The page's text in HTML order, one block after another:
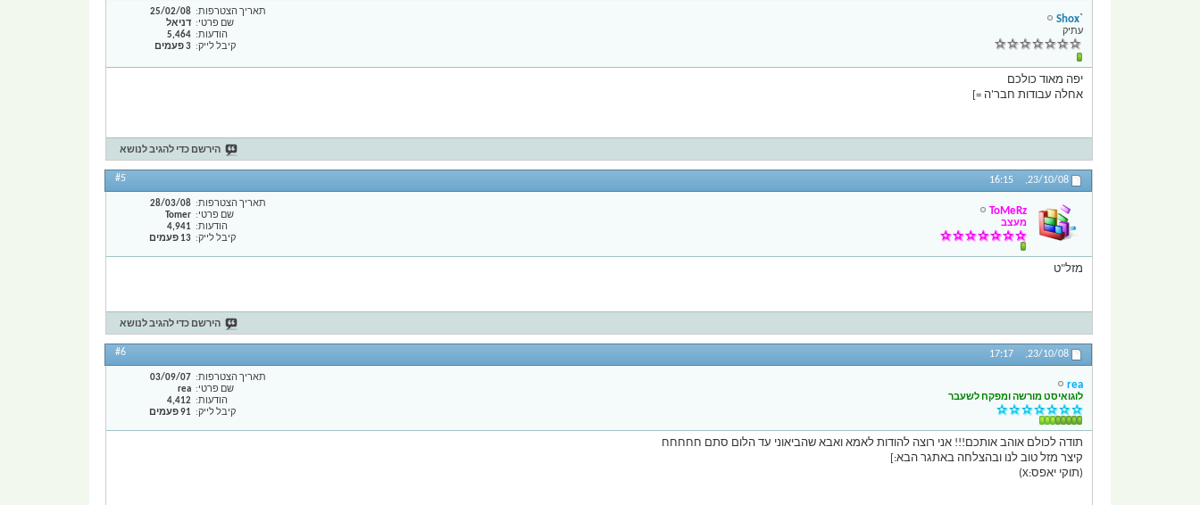
`Shox
עתיק
תאריך הצטרפות
25/02/08
שם פרטי
דניאל
הודעות
5,464
קיבל לייק
3 פעמים
יפה מאוד כולכם
אחלה עבודות חבר'ה =]
הירשם כדי להגיב לנושא
23/10/08,
16:15
#5
ToMeRz
מעצב
תאריך הצטרפות
28/03/08
שם פרטי
Tomer
הודעות
4,941
קיבל לייק
13 פעמים
מזל"ט
הירשם כדי להגיב לנושא
23/10/08,
17:17
#6
rea
לוגואיסט מורשה ומפקח לשעבר
תאריך הצטרפות
03/09/07
שם פרטי
rea
הודעות
4,412
קיבל לייק
91 פעמים
תודה לכולם אוהב אותכם!!! אני רוצה להודות לאמא ואבא שהביאוני עד הלום סתם חחחחח
קיצר מזל טוב לנו ובהצלחה באתגר הבא:]
(תוקי יאפס:X)